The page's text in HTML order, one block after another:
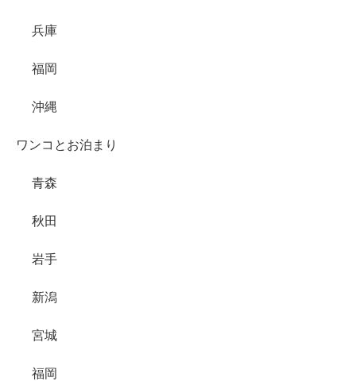
兵庫
福岡
沖縄
ワンコとお泊まり
青森
秋田
岩手
新潟
宮城
福岡